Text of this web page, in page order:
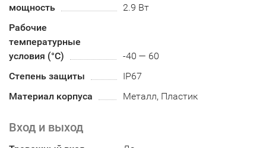
мощность
2.9 Вт
Рабочие
температурные
условия (°С)
-40 — 60
Степень защиты
IP67
Материал корпуса
Металл, Пластик
Вход и выход